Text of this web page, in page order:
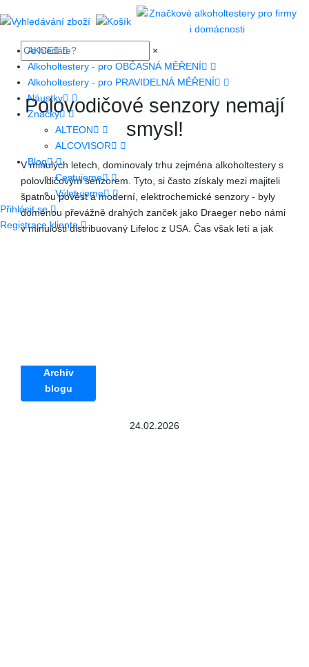
AKCE
Alkoholtestery - pro OBČASNÁ MĚŘENÍ
Alkoholtestery - pro PRAVIDELNÁ MĚŘENÍ
Náustky
Značky
ALTEON
ALCOVISOR
Blog
Cestujeme
Výletujeme
Přihlásit se
Registrace klienta
×
Polovodičové senzory nemají
smysl!
V minulých letech, dominovaly trhu zejména alkoholtestery s
polovidičovým senzorem. Tyto, si často získaly mezi majiteli
špatnou pověst a moderní, elektrochemické senzory - byly
doménou převážně drahých zanček jako Draeger nebo námi
v minulosti distribuovaný Lifeloc z USA. Čas však letí a jak
Archiv
blogu
24.02.2026